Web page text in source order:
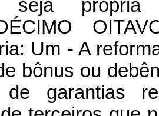
própria
Um - A
bônus ou
garantias